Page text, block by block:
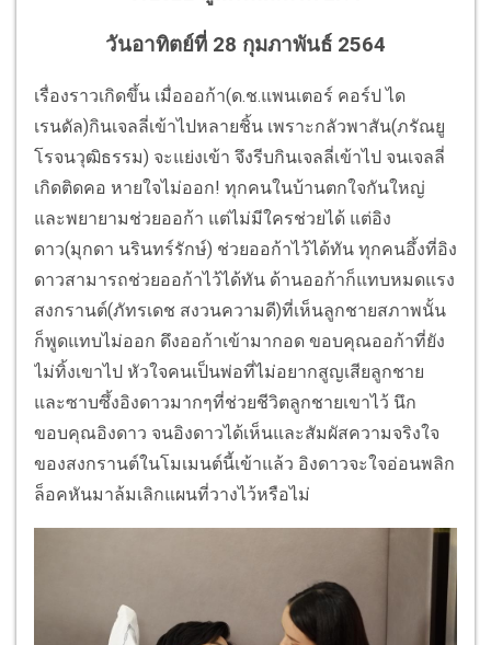
วันอาทิตย์ที่ 28 กุมภาพันธ์ 2564
เรื่องราวเกิดขึ้น เมื่อออก้า(ด.ช.แพนเตอร์ คอร์ป ได
เรนดัล)กินเจลลี่เข้าไปหลายชิ้น เพราะกลัวพาสัน(ภรัณยู
โรจนวุฒิธรรม) จะแย่งเข้า จึงรีบกินเจลลี่เข้าไป จนเจลลี่
เกิดติดคอ หายใจไม่ออก! ทุกคนในบ้านตกใจกันใหญ่
และพยายามช่วยออก้า แต่ไม่มีใครช่วยได้ แต่อิง
ดาว(มุกดา นรินทร์รักษ์) ช่วยออก้าไว้ได้ทัน ทุกคนอึ้งที่อิง
ดาวสามารถช่วยออก้าไว้ได้ทัน ด้านออก้าก็แทบหมดแรง
สงกรานต์(ภัทรเดช สงวนความดี)ที่เห็นลูกชายสภาพนั้น
ก็พูดแทบไม่ออก ดึงออก้าเข้ามากอด ขอบคุณออก้าที่ยัง
ไม่ทิ้งเขาไป หัวใจคนเป็นพ่อที่ไม่อยากสูญเสียลูกชาย
และซาบซึ้งอิงดาวมากๆที่ช่วยชีวิตลูกชายเขาไว้ นึก
ขอบคุณอิงดาว จนอิงดาวได้เห็นและสัมผัสความจริงใจ
ของสงกรานต์ในโมเมนต์นี้เข้าแล้ว อิงดาวจะใจอ่อนพลิก
ล็อคหันมาล้มเลิกแผนที่วางไว้หรือไม่